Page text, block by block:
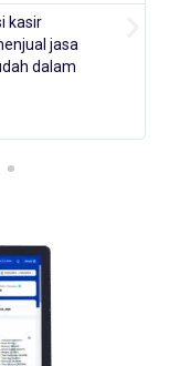
kasir
jasa
dalam